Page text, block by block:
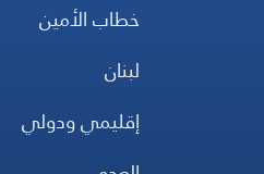
خطاب الأمين
لبنان
إقليمي ودولي